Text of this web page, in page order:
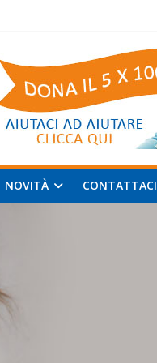
NOVITÀ CONTATTACI